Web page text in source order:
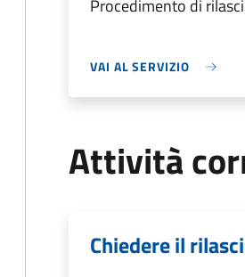
Procedimento di
VAI AL SERVIZIO
Attività
Chiedere il